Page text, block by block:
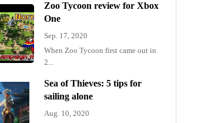
Zoo Tycoon review for Xbox
One
Sep. 17, 2020
When Zoo Tycoon first came out in
2...
Sea of Thieves: 5 tips for
sailing alone
Aug. 10, 2020